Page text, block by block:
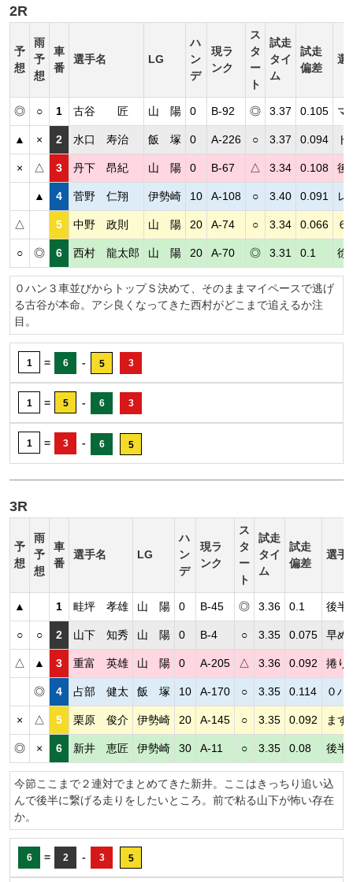
2R
予
想
雨
予
想
車
番
選手名 LG
ハ
ン
デ
現ラ
ンク
ス
タ
ー
ト
試走
タイ
ム
試走
偏差
選
◎ ○ 1 古谷 匠 山 陽 0 B-92 ◎ 3.37 0.105 マ
▲ × 2 水口 寿治 飯 塚 0 A-226 ○ 3.37 0.094
× △ 3 丹下 昂紀 山 陽 0 B-67 △ 3.34 0.108 後
▲ 4 菅野 仁翔 伊勢崎 10 A-108 ○ 3.40 0.091 レ
△ 5 中野 政則 山 陽 20 A-74 ○ 3.34 0.066 ６
○ ◎ 6 西村 龍太郎 山 陽 20 A-70 ◎ 3.31 0.1 徐
０ハン３車並びからトップＳ決めて、そのままマイペースで逃げ
る古谷が本命。アシ良くなってきた西村がどこまで追えるか注
目。
1 = 6 - 5 3
1 = 5 - 6 3
1 = 3 - 6 5
3R
予
想
雨
予
想
車
番
選手名 LG
ハ
ン
デ
現ラ
ンク
ス
タ
ー
ト
試走
タイ
ム
試走
偏差
選手
▲ 1 畦坪 孝雄 山 陽 0 B-45 ◎ 3.36 0.1 後半
○ ○ 2 山下 知秀 山 陽 0 B-4 ○ 3.35 0.075 早め
△ ▲ 3 重富 英雄 山 陽 0 A-205 △ 3.36 0.092 捲り
◎ 4 占部 健太 飯 塚 10 A-170 ○ 3.35 0.114 ０ハ
× △ 5 栗原 俊介 伊勢崎 20 A-145 ○ 3.35 0.092 まず
◎ × 6 新井 恵匠 伊勢崎 30 A-11 ○ 3.35 0.08 後半
今節ここまで２連対でまとめてきた新井。ここはきっちり追い込
んで後半に繋げる走りをしたいところ。前で粘る山下が怖い存在
か。
6 = 2 - 3 5